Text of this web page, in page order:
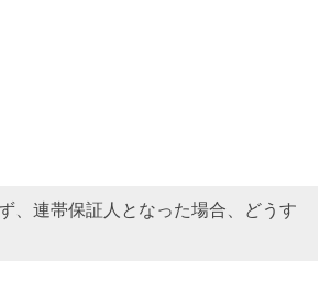
、連帯保証人となった場合、どうす